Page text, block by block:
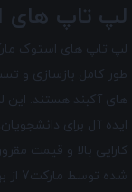
لپ تاپ های
طور کامل بازسازی و
های آکبند هستند.
ایده آل برای
کارایی بالا و قیمت
شده